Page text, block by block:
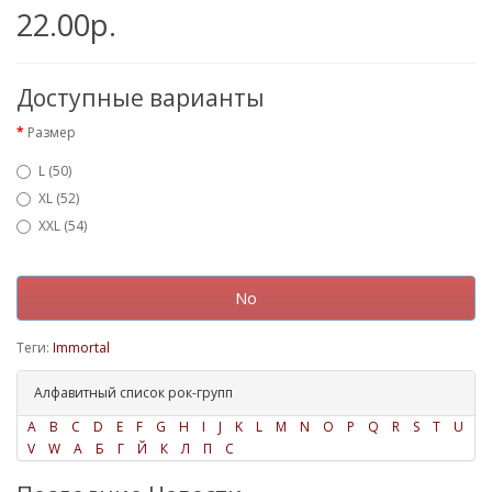
22.00р.
Доступные варианты
Размер
L (50)
XL (52)
XXL (54)
No
Теги: Immortal
Алфавитный список рок-групп
A
B C D E F G H I J K L M N O P Q R S T
U
V
W А Б Г Й К Л П С